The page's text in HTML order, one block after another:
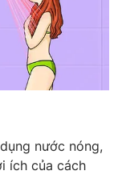
nước nóng,
ích của cách